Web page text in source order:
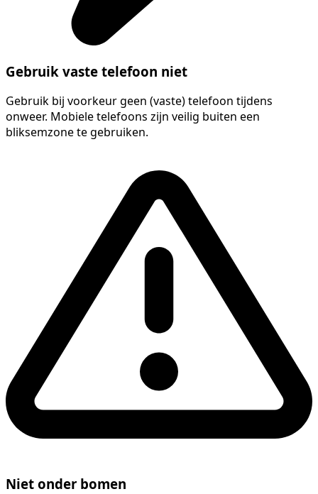
Gebruik vaste telefoon niet
Gebruik bij voorkeur geen (vaste) telefoon tijdens
onweer. Mobiele telefoons zijn veilig buiten een
bliksemzone te gebruiken.
Niet onder bomen